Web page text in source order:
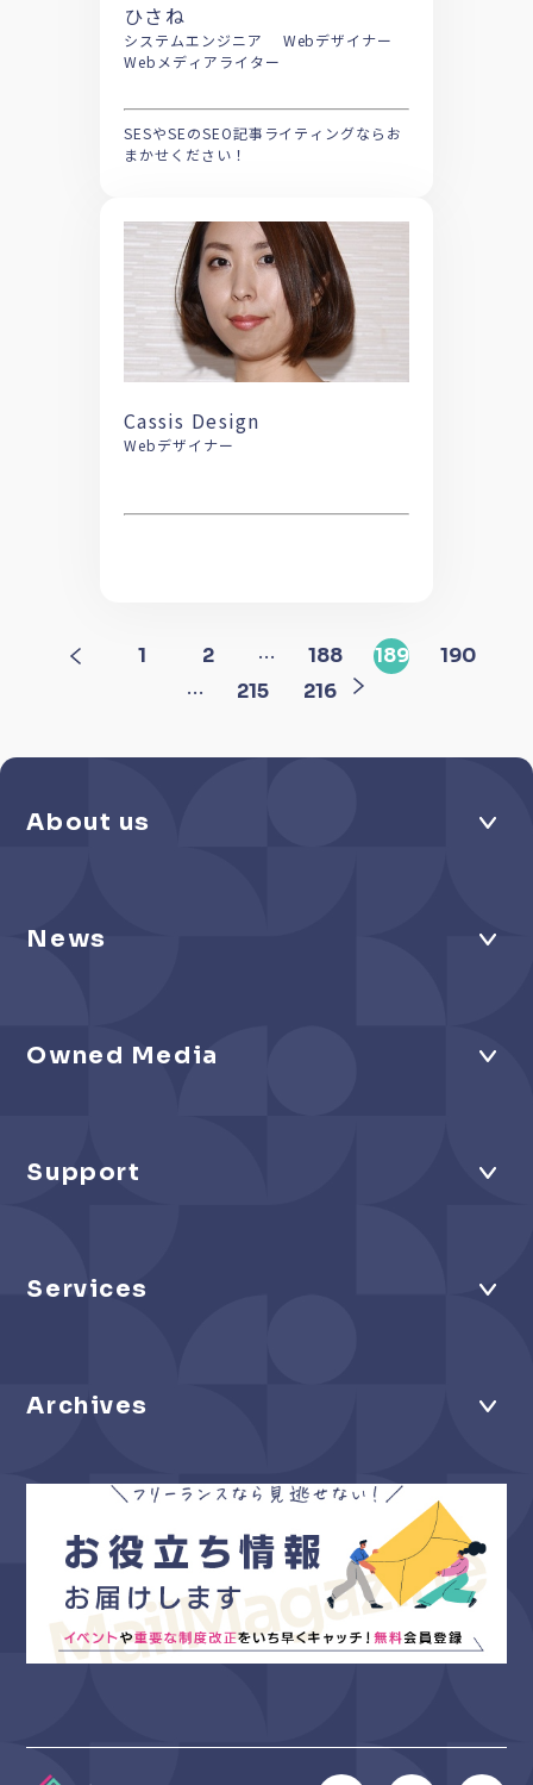
ひさね
システムエンジニア Webデザイナー
Webメディアライター
SESやSEのSEO記事ライティングならお
まかせください！
Cassis Design
Webデザイナー
1 2 … 188 189 190
… 215 216
About us
News
Owned Media
Support
Services
Archives